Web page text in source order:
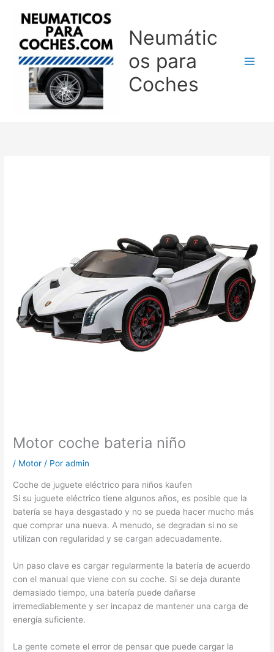
Neumátic
os para
Coches
Motor coche bateria niño
/ Motor / Poradmin
Coche de juguete eléctrico para niños kaufen
Si su juguete eléctrico tiene algunos años, es posible que la
batería se haya desgastado y no se pueda hacer mucho más
que comprar una nueva. A menudo, se degradan si no se
utilizan con regularidad y se cargan adecuadamente.
Un paso clave es cargar regularmente la batería de acuerdo
con el manual que viene con su coche. Si se deja durante
demasiado tiempo, una batería puede dañarse
irremediablemente y ser incapaz de mantener una carga de
energía suficiente.
La gente comete el error de pensar que puede cargar la